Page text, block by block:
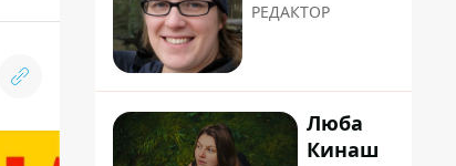
РЕДАКТОР
Люба
Кинаш